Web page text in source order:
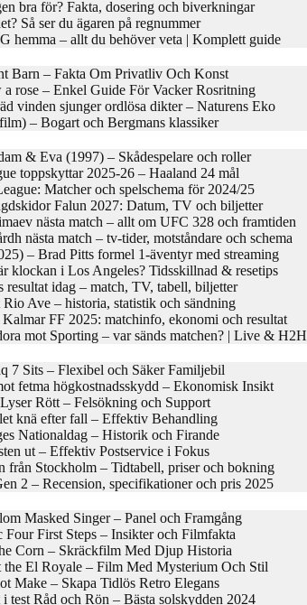
bra för? Fakta, dosering och biverkningar
Så ser du ägaren på regnummer
hemma – allt du behöver veta | Komplett guide
Barn – Fakta Om Privatliv Och Konst
rose – Enkel Guide För Vacker Rosritning
vinden sjunger ordlösa dikter – Naturens Eko
– Bogart och Bergmans klassiker
& Eva (1997) – Skådespelare och roller
toppskyttar 2025-26 – Haaland 24 mål
Matcher och spelschema för 2024/25
Falun 2027: Datum, TV och biljetter
nästa match – allt om UFC 328 och framtiden
nästa match – tv-tider, motståndare och schema
– Brad Pitts formel 1-äventyr med streaming
klockan i Los Angeles? Tidsskillnad & resetips
resultat idag – match, TV, tabell, biljetter
Ave – historia, statistik och sändning
FF 2025: matchinfo, ekonomi och resultat
mot Sporting – var sänds matchen? | Live & H2H
7 Sits – Flexibel och Säker Familjebil
fetma högkostnadsskydd – Ekonomisk Insikt
Rött – Felsökning och Support
knä efter fall – Effektiv Behandling
Nationaldag – Historik och Firande
ut – Effektiv Postservice i Fokus
från Stockholm – Tidtabell, priser och bokning
2 – Recension, specifikationer och pris 2025
Masked Singer – Panel och Framgång
Four First Steps – Insikter och Filmfakta
Corn – Skräckfilm Med Djup Historia
the El Royale – Film Med Mysterium Och Stil
Make – Skapa Tidlös Retro Elegans
i test Råd och Rön – Bästa solskydden 2024